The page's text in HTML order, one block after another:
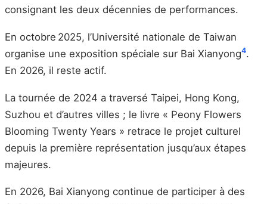
consignant les deux décennies de performances.
En octobre 2025, l’Université nationale de Taiwan
organise une exposition spéciale sur Bai Xianyong4.
En 2026, il reste actif.
La tournée de 2024 a traversé Taipei, Hong Kong,
Suzhou et d’autres villes ; le livre « Peony Flowers
Blooming Twenty Years » retrace le projet culturel
depuis la première représentation jusqu’aux étapes
majeures.
En 2026, Bai Xianyong continue de participer à des